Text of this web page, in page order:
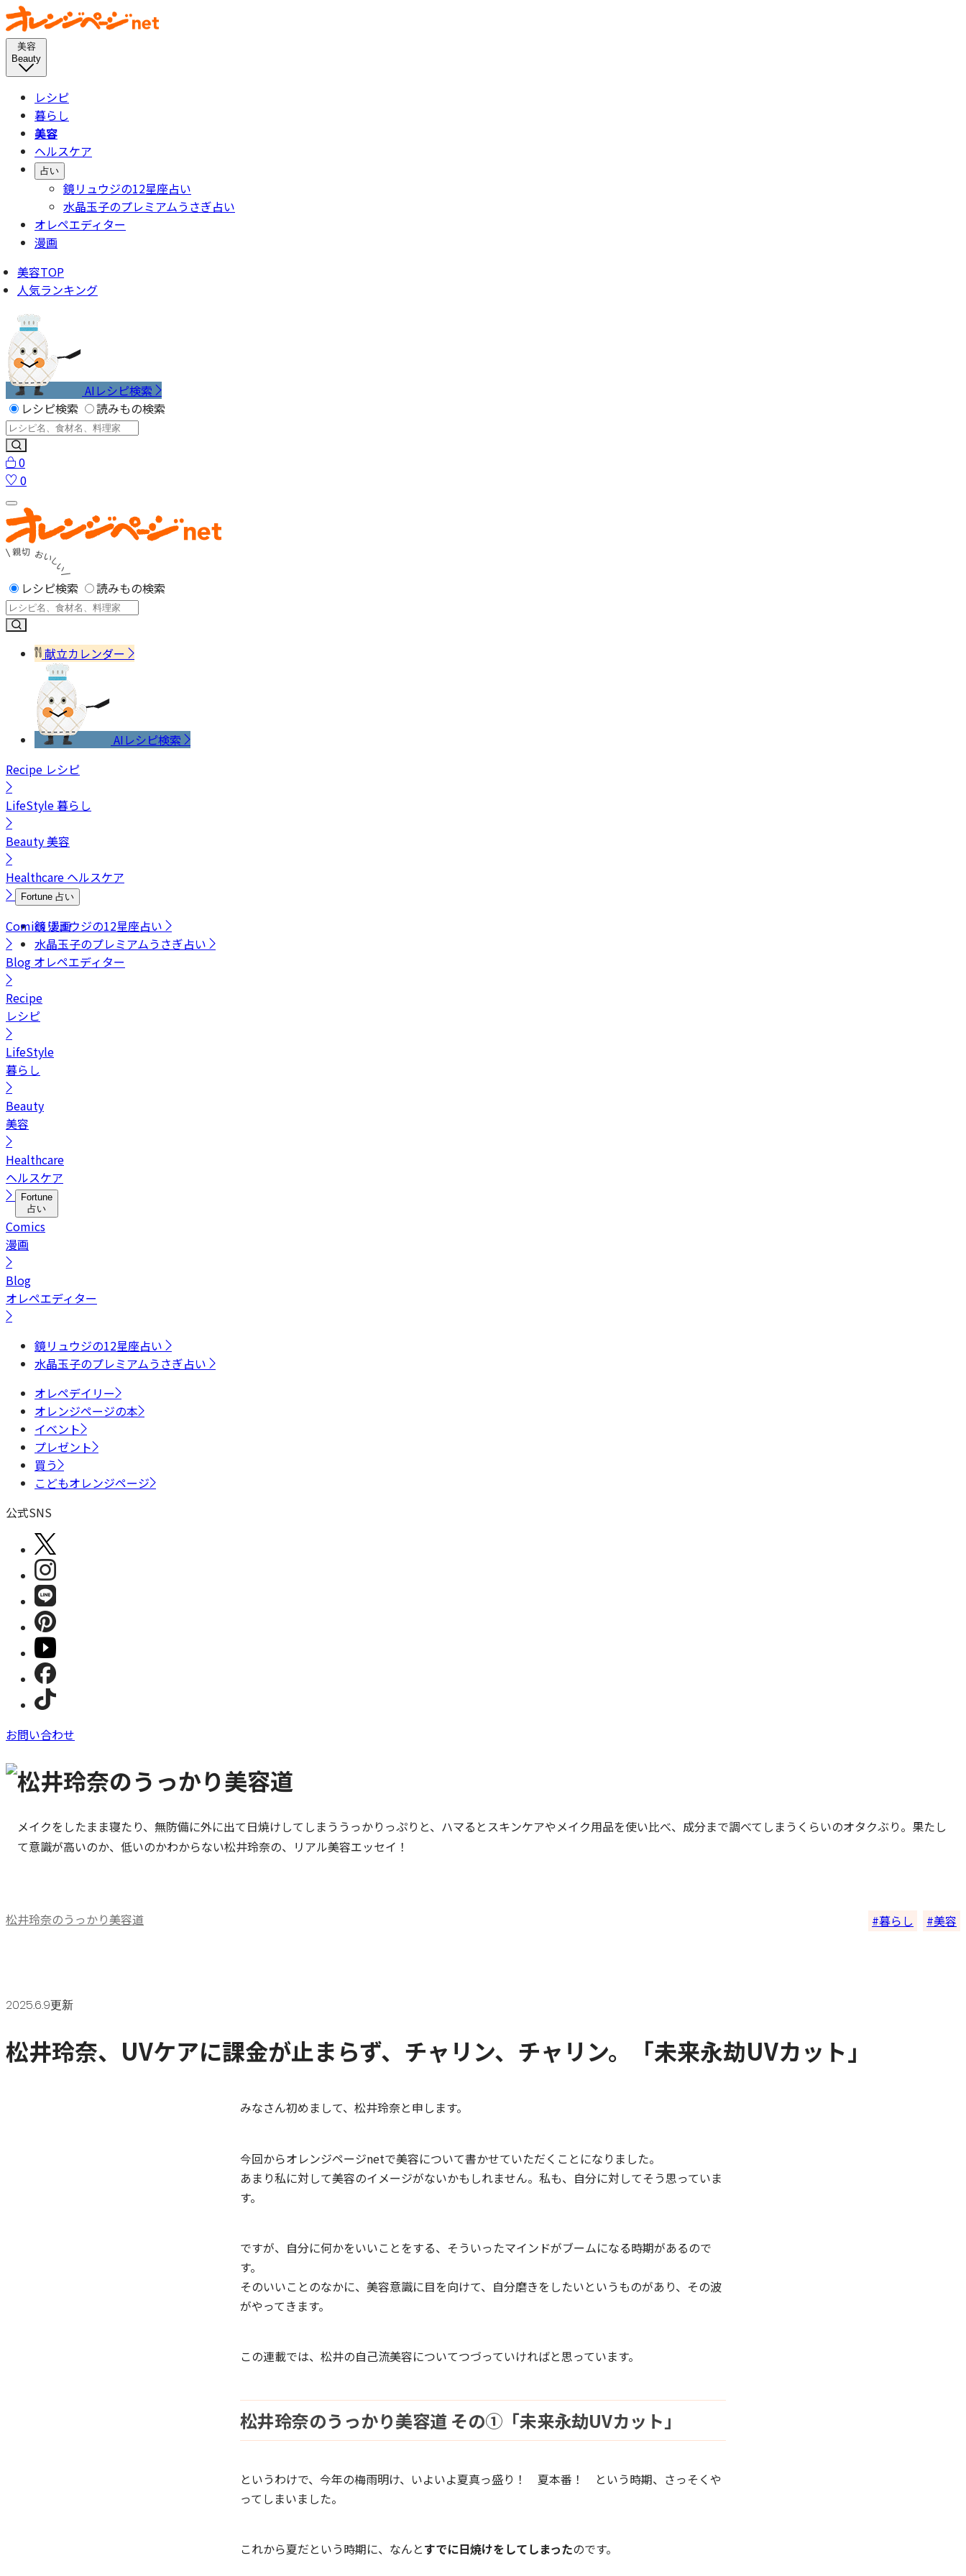
美容
Beauty
レシピ
暮らし
美容
ヘルスケア
占い
鏡リュウジの12星座占い
水晶玉子のプレミアムうさぎ占い
オレペエディター
漫画
美容TOP
人気ランキング
AIレシピ検索
レシピ検索
読みもの検索
0
0
レシピ検索 読みもの検索
献立カレンダー
AIレシピ検索
Recipe レシピ
LifeStyle暮らし
Beauty美容
Healthcare ヘルスケア
Fortune 占い
鏡リュウジの12星座占い
水晶玉子のプレミアムうさぎ占い
Comics漫画
Blog オレペエディター
Recipe
レシピ
LifeStyle
暮らし
Beauty
美容
Healthcare
ヘルスケア
Fortune
占い
Comics
漫画
Blog
オレペエディター
鏡リュウジの12星座占い
水晶玉子のプレミアムうさぎ占い
オレペデイリー
オレンジページの本
イベント
プレゼント
買う
こどもオレンジページ
公式SNS
お問い合わせ
メイクをしたまま寝たり、無防備に外に出て日焼けしてしまううっかりっぷりと、ハマるとスキンケアやメイク用品を使い比べ、成分まで調べてしまうくらいのオタクぶり。果たし
て意識が高いのか、低いのかわからない松井玲奈の、リアル美容エッセイ！
松井玲奈のうっかり美容道 暮らし 美容
2025.6.9更新
松井玲奈、UVケアに課金が止まらず、チャリン、チャリン。「未来永劫UVカット」
みなさん初めまして、松井玲奈と申します。
今回からオレンジページnetで美容について書かせていただくことになりました。
あまり私に対して美容のイメージがないかもしれません。私も、自分に対してそう思っていま
す。
ですが、自分に何かをいいことをする、そういったマインドがブームになる時期があるので
す。
そのいいことのなかに、美容意識に目を向けて、自分磨きをしたいというものがあり、その波
がやってきます。
この連載では、松井の自己流美容についてつづっていければと思っています。
松井玲奈のうっかり美容道 その①「未来永劫UVカット」
というわけで、今年の梅雨明け、いよいよ夏真っ盛り！ 夏本番！ という時期、さっそくや
ってしまいました。
これから夏だという時期に、なんとすでに日焼けをしてしまったのです。